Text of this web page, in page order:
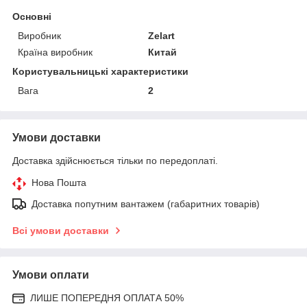
Основні
Виробник
Zelart
Країна виробник
Китай
Користувальницькі характеристики
Вага
2
Умови доставки
Доставка здійснюється тільки по передоплаті.
Нова Пошта
Доставка попутним вантажем (габаритних товарів)
Всі умови доставки
Умови оплати
ЛИШЕ ПОПЕРЕДНЯ ОПЛАТА 50%